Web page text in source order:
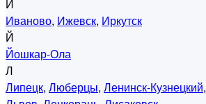
И
Иваново, Ижевск, Иркутск
Й
Йошкар-Ола
Л
Липецк, Люберцы, Ленинск-Кузнецкий,